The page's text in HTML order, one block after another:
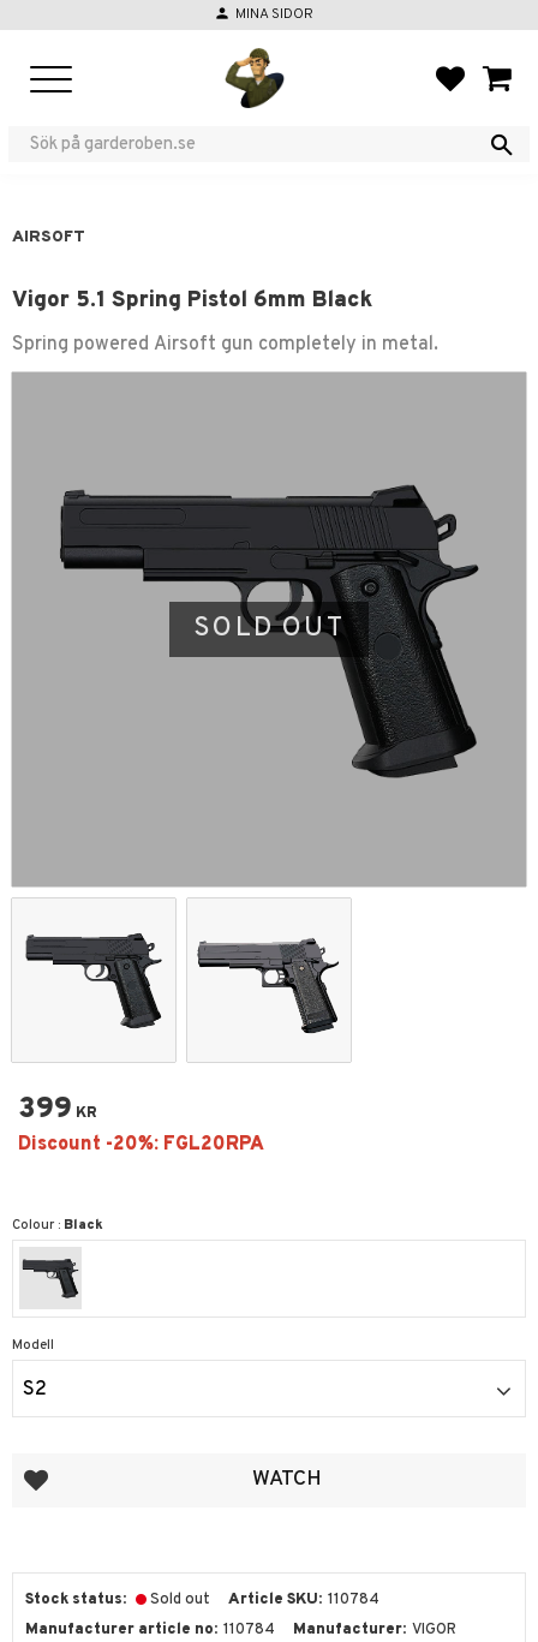
person MINA SIDOR
AIRSOFT
Vigor 5.1 Spring Pistol 6mm Black
Spring powered Airsoft gun completely in metal.
SOLD OUT
399 KR
Colour : Black
Modell
S2
Add to favorites WATCH
Stock status Sold out Article SKU 110784
Manufacturer article no 110784 Manufacturer VIGOR